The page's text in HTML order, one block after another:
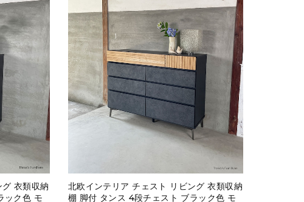
衣類収納
ック色 モ
北欧インテリア チェスト リビング 衣類収納
棚 脚付 タンス 4段チェスト ブラック色 モ